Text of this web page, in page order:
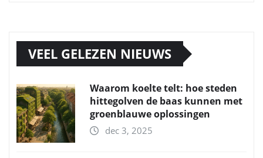
VEEL GELEZEN NIEUWS
Waarom koelte telt: hoe steden
hittegolven de baas kunnen met
groenblauwe oplossingen
dec 3, 2025